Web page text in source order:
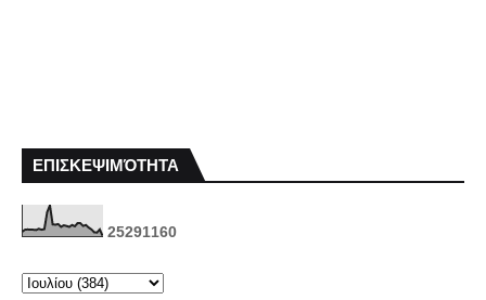
ΕΠΙΣΚΕΨΙΜΌΤΗΤΑ
25291160